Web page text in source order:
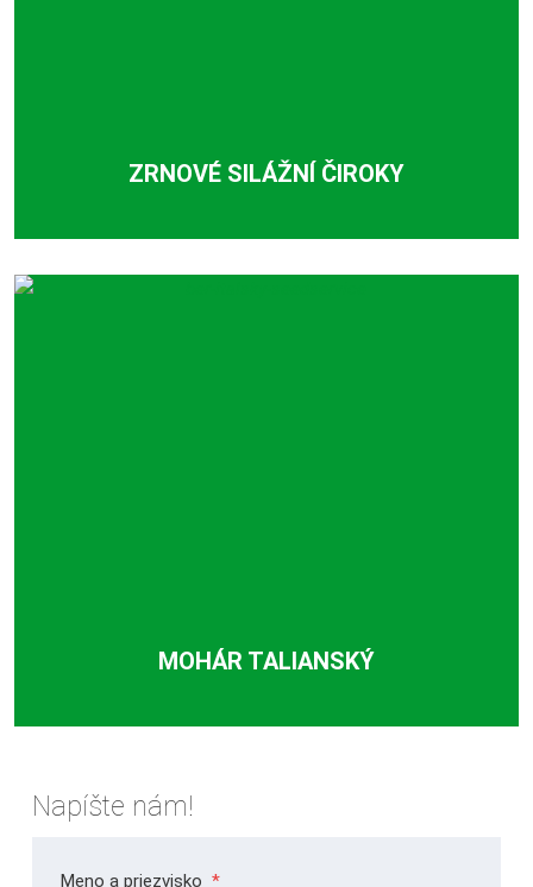
ZRNOVÉ SILÁŽNÍ ČIROKY
MOHÁR TALIANSKÝ
Napíšte nám!
Meno a priezvisko *